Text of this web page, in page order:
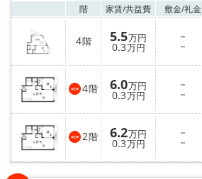
階 家賃/共益費 敷金/礼金
4階 5.5万円
0.3万円
－
－
4階 6.0万円
0.3万円
－
－
2階 6.2万円
0.3万円
－
－